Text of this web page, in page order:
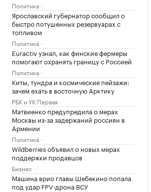
Политика
Ярославский губернатор сообщил о
быстро потушенных резервуарах с
топливом
Политика
Euractiv узнал, как финские фермеры
помогают охранять границу с Россией
Политика
Киты, тундра и космические пейзажи:
зачем ехать в восточную Арктику
РБК и УК Первая
Матвиенко предупредила о мерах
Москвы из-за задержаний россиян в
Армении
Политика
Wildberries объявил о новых мерах
поддержки продавцов
Бизнес
Машина врио главы Шебекино попала
под удар FPV‑дрона ВСУ